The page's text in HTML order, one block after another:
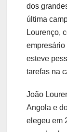
dos
última
Lourenço,
esteve
tarefas na
João
Angola e
elegeu em